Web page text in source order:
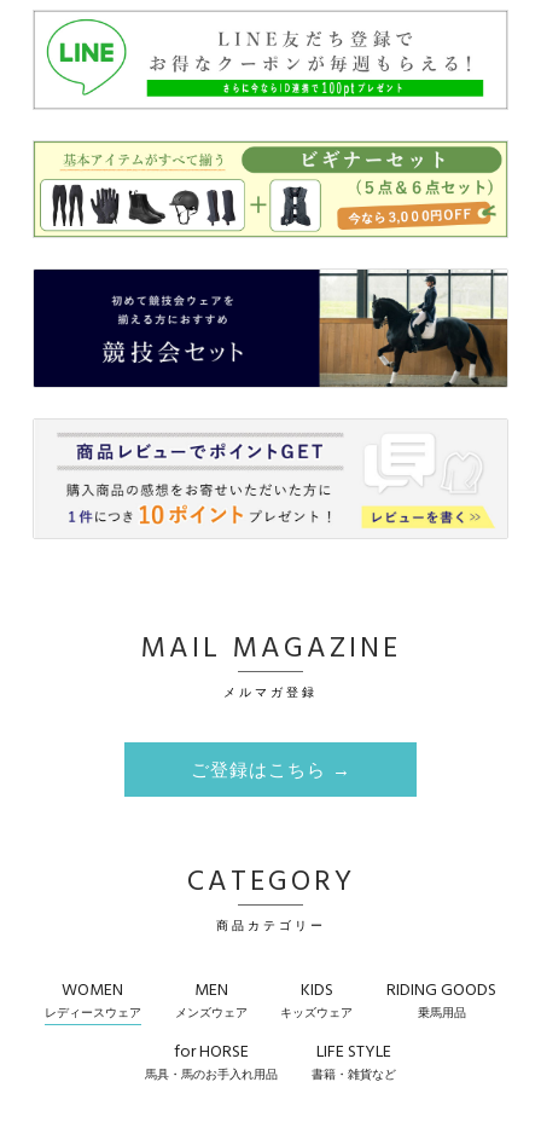
MAIL MAGAZINE
メルマガ登録
ご登録はこちら →
CATEGORY
商品カテゴリー
WOMEN
レディースウェア
MEN
メンズウェア
KIDS
キッズウェア
RIDING GOODS
乗馬用品
for HORSE
馬具・馬のお手入れ用品
LIFE STYLE
書籍・雑貨など